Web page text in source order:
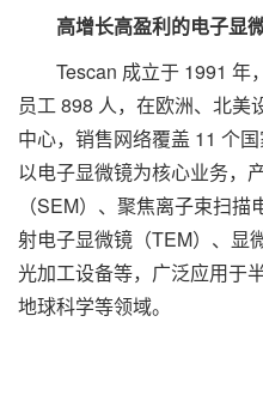
高增长高盈利的电子显
Tescan 成立于 1991 年
员工 898 人，在欧洲、北美
中心，销售网络覆盖 11 个
以电子显微镜为核心业务，
（SEM）、聚焦离子束扫
射电子显微镜（TEM）、显
光加工设备等，广泛应用于
地球科学等领域。